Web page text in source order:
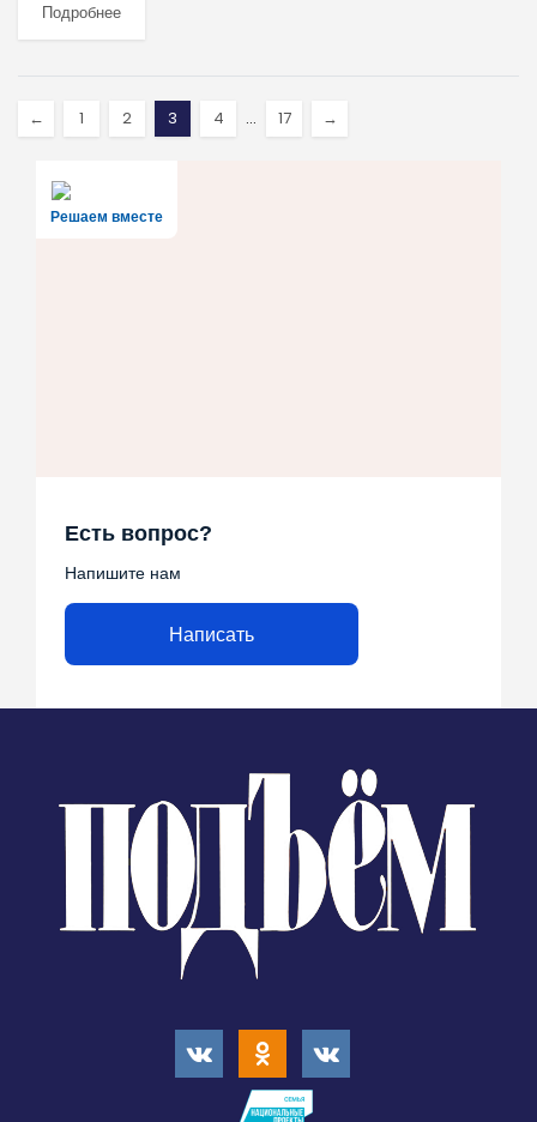
Подробнее
← 1 2 3 4 … 17 →
Решаем вместе
Есть вопрос?
Напишите нам
Написать